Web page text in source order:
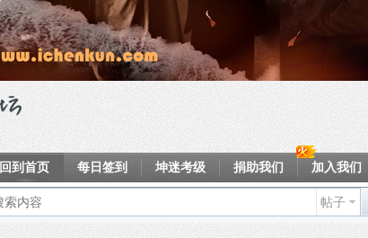
回到首页 每日签到 坤迷考级 捐助我们 加入我们
帖子